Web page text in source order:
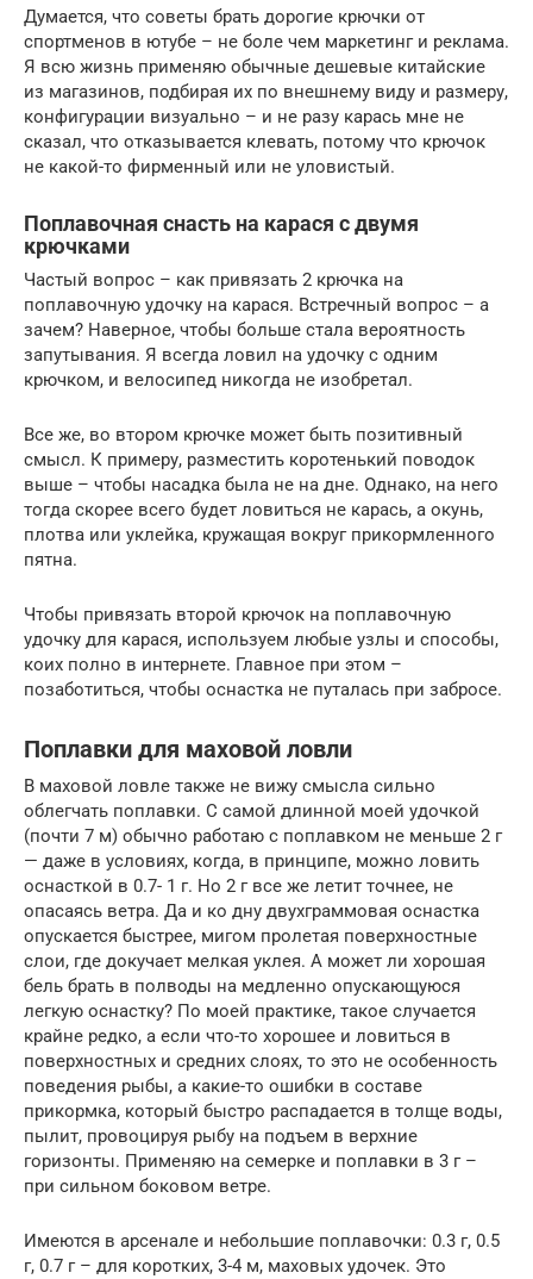
Думается, что советы брать дорогие крючки от
спортменов в ютубе – не боле чем маркетинг и реклама.
Я всю жизнь применяю обычные дешевые китайские
из магазинов, подбирая их по внешнему виду и размеру,
конфигурации визуально – и не разу карась мне не
сказал, что отказывается клевать, потому что крючок
не какой-то фирменный или не уловистый.
Поплавочная снасть на карася с двумя
крючками
Частый вопрос – как привязать 2 крючка на
поплавочную удочку на карася. Встречный вопрос – а
зачем? Наверное, чтобы больше стала вероятность
запутывания. Я всегда ловил на удочку с одним
крючком, и велосипед никогда не изобретал.
Все же, во втором крючке может быть позитивный
смысл. К примеру, разместить коротенький поводок
выше – чтобы насадка была не на дне. Однако, на него
тогда скорее всего будет ловиться не карась, а окунь,
плотва или уклейка, кружащая вокруг прикормленного
пятна.
Чтобы привязать второй крючок на поплавочную
удочку для карася, используем любые узлы и способы,
коих полно в интернете. Главное при этом –
позаботиться, чтобы оснастка не путалась при забросе.
Поплавки для маховой ловли
В маховой ловле также не вижу смысла сильно
облегчать поплавки. С самой длинной моей удочкой
(почти 7 м) обычно работаю с поплавком не меньше 2 г
— даже в условиях, когда, в принципе, можно ловить
оснасткой в 0.7- 1 г. Но 2 г все же летит точнее, не
опасаясь ветра. Да и ко дну двухграммовая оснастка
опускается быстрее, мигом пролетая поверхностные
слои, где докучает мелкая уклея. А может ли хорошая
бель брать в полводы на медленно опускающуюся
легкую оснастку? По моей практике, такое случается
крайне редко, а если что-то хорошее и ловиться в
поверхностных и средних слоях, то это не особенность
поведения рыбы, а какие-то ошибки в составе
прикормка, который быстро распадается в толще воды,
пылит, провоцируя рыбу на подъем в верхние
горизонты. Применяю на семерке и поплавки в 3 г –
при сильном боковом ветре.
Имеются в арсенале и небольшие поплавочки: 0.3 г, 0.5
г, 0.7 г – для коротких, 3-4 м, маховых удочек. Это